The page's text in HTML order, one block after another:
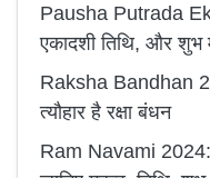
Pausha Putrada
एकादशी तिथि, और शुभ
Raksha Bandhan
त्यौहार है रक्षा बंधन
Ram Navami 2024: